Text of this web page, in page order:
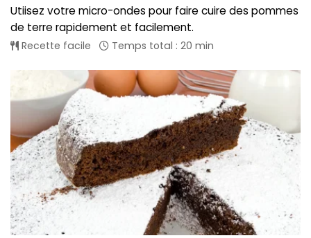
Utiisez votre micro-ondes pour faire cuire des pommes
de terre rapidement et facilement.
Recette facile Temps total : 20 min